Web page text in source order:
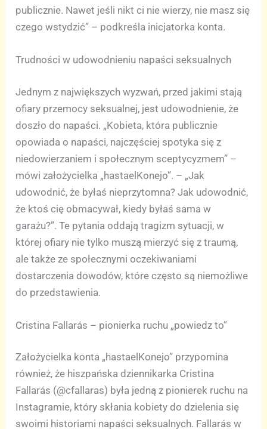
publicznie. Nawet jeśli nikt ci nie wierzy, nie masz się
czego wstydzić” – podkreśla inicjatorka konta.
Trudności w udowodnieniu napaści seksualnych
Jednym z największych wyzwań, przed jakimi stają
ofiary przemocy seksualnej, jest udowodnienie, że
doszło do napaści. „Kobieta, która publicznie
opowiada o napaści, najczęściej spotyka się z
niedowierzaniem i społecznym sceptycyzmem” –
mówi założycielka „hastaelKonejo”. – „Jak
udowodnić, że byłaś nieprzytomna? Jak udowodnić,
że ktoś cię obmacywał, kiedy byłaś sama w
garażu?”. Te pytania oddają tragizm sytuacji, w
której ofiary nie tylko muszą mierzyć się z traumą,
ale także ze społecznymi oczekiwaniami
dostarczenia dowodów, które często są niemożliwe
do przedstawienia.
Cristina Fallarás – pionierka ruchu „powiedz to”
Założycielka konta „hastaelKonejo” przypomina
również, że hiszpańska dziennikarka Cristina
Fallarás (@cfallaras) była jedną z pionierek ruchu na
Instagramie, który skłania kobiety do dzielenia się
swoimi historiami napaści seksualnych. Fallarás w